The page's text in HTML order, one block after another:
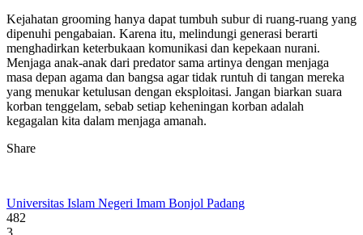
Kejahatan grooming hanya dapat tumbuh subur di ruang-ruang yang
dipenuhi pengabaian. Karena itu, melindungi generasi berarti
menghadirkan keterbukaan komunikasi dan kepekaan nurani.
Menjaga anak-anak dari predator sama artinya dengan menjaga
masa depan agama dan bangsa agar tidak runtuh di tangan mereka
yang menukar ketulusan dengan eksploitasi. Jangan biarkan suara
korban tenggelam, sebab setiap keheningan korban adalah
kegagalan kita dalam menjaga amanah.
Share
Universitas Islam Negeri Imam Bonjol Padang
482